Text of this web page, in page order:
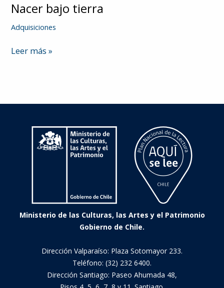
Nacer bajo tierra
Adquisiciones
Nacer
Leer más »
Ministerio de las Culturas, las Artes y el Patrimonio
Gobierno de Chile.
Dirección Valparaíso: Plaza Sotomayor 233.
Teléfono: (32) 232 6400.
Dirección Santiago: Paseo Ahumada 48,